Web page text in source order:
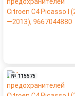
№ 115575